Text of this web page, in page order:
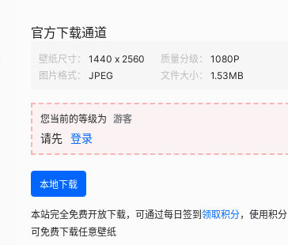
官方下载通道
壁纸尺寸： 1440 x 2560 质量分级：
1080P
图片格式：
JPEG 文件大小： 1.53MB
您当前的等级为 游客
请先 登录
本地下载
本站完全免费开放下载，可通过每日签到 领取积分，使用积分
可免费下载任意壁纸